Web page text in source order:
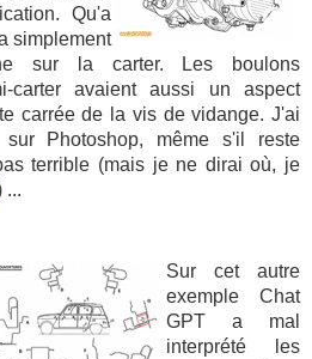
Qu'a
simplement
sur la carter. Les boulons
carter avaient aussi un aspect
carrée de la vis de vidange. J'ai
Photoshop, même s'il reste
terrible (mais je ne dirai où, je
...
Sur cet autre
exemple Chat
GPT a mal
interprété les